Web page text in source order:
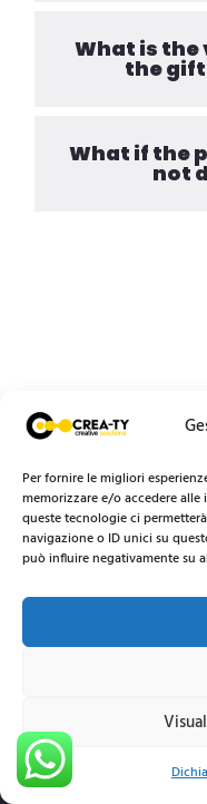
Per fornire le migliori
memorizzare e/o accedere
queste tecnologie ci
navigazione o ID unici su
può influire negativamente su
What is
the
What if the
not